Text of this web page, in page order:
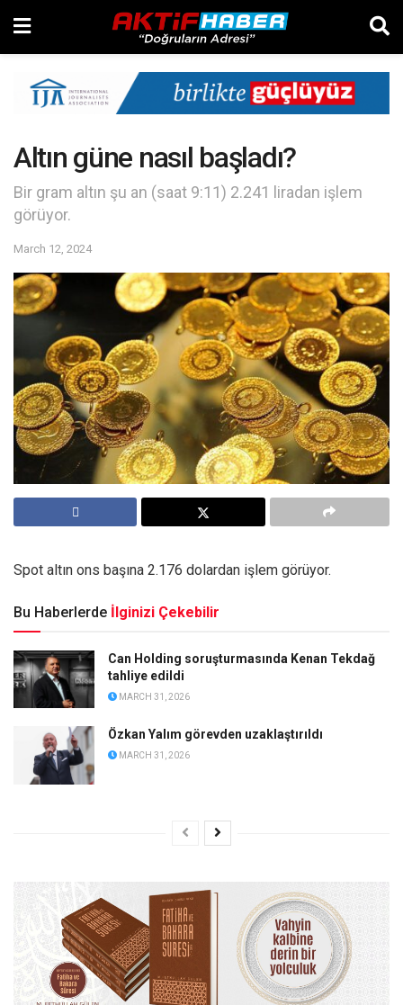
Altın güne nasıl başladı?
Bir gram altın şu an (saat 9:11) 2.241 liradan işlem
görüyor.
March 12, 2024
Spot altın ons başına 2.176 dolardan işlem görüyor.
Bu Haberlerde İlginizi Çekebilir
Can Holding soruşturmasında Kenan Tekdağ
tahliye edildi
MARCH 31, 2026
Özkan Yalım görevden uzaklaştırıldı
MARCH 31, 2026